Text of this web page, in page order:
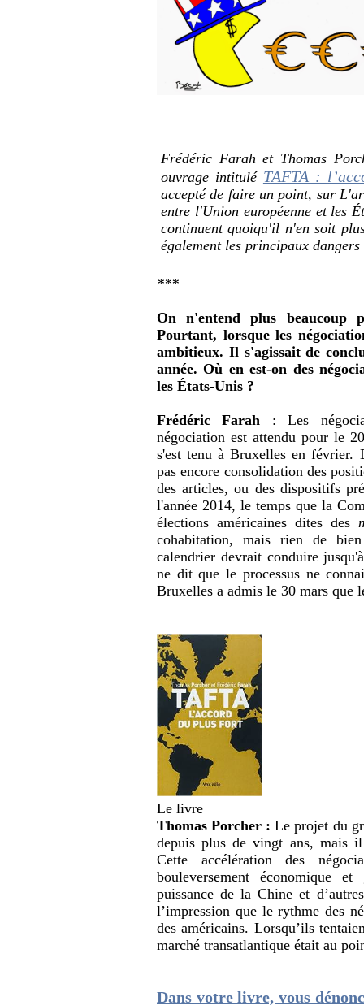
Frédéric Farah et Thomas
ouvrage intitulé TAFTA :
accepté de faire un point, sur
entre l'Union européenne et les
continuent quoiqu'il n'en soit
également les principaux
***
On n'entend plus beaucoup
Pourtant, lorsque les
ambitieux. Il s'agissait de
année. Où en est-on des
les États-Unis ?
Frédéric Farah : Les
négociation est attendu pour le
s'est tenu à Bruxelles en
pas encore consolidation des
des articles, ou des dispositifs
l'année 2014, le temps que la
élections américaines dites des
cohabitation, mais rien de
calendrier devrait conduire
ne dit que le processus ne
Bruxelles a admis le 30 mars que
Le livre
Thomas Porcher :Le projet du
depuis plus de vingt ans, mais
Cette accélération des
bouleversement économique
puissance de la Chine et
l’impression que le rythme des
des américains. Lorsqu’ils
marché transatlantique était au
Dans votre livre, vous